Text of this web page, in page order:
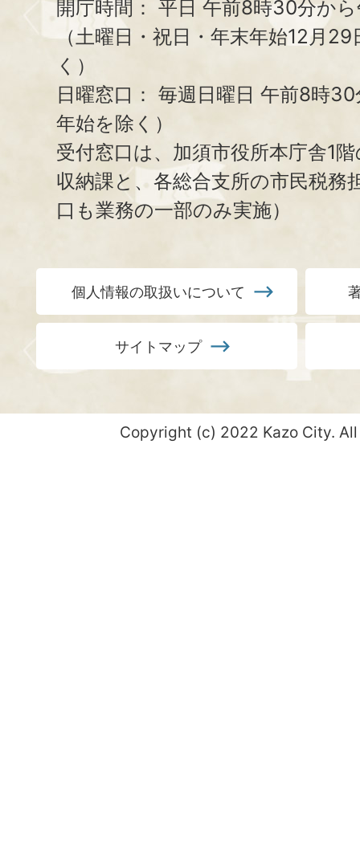
開庁時間： 平日 午前8時30分か
（土曜日・祝日・年末年始12月
く）
日曜窓口： 毎週日曜日 午前8時
年始を除く）
受付窓口は、加須市役所本庁舎1
収納課と、 各総合支所の市民税務
口も業務の一部のみ実施）
個人情報の取扱いについて
サイトマップ
Copyright (c) 2022 Kazo City.